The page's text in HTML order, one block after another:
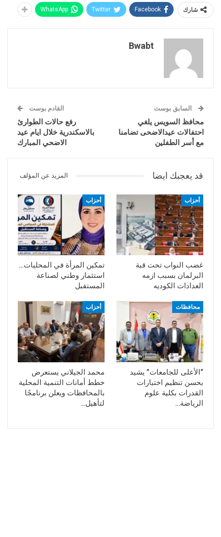
شارك Facebook
Twitter
WhatsApp
Bwabt
السابق بوست
محافظ السويس يلغي
احتفالات عيدالاضحى تضامنا
مع أسر الطفلين
القادم بوست
رفع حالات الطوارئ
بالاسكندرية خلال ايام عيد
الاضحي المبارك
قد يعجبك ايضا المزيد عن المؤلف
أحزاب
غضب النواب تحت قبة
البرلمان بسبب ازمه
العدادات الكوديه
أحزاب
تمكين المرأة في المحليات…
استثمار وطني لصناعة
المستقبل
محافظات
“الأعلى للجامعات” يشيد
بحسن تنظيم اختبارات
القدرات بكلية علوم
الرياضة…
أحزاب
محمد الجيلاني يستعرض
خطط أمانات التنمية المحلية
بالمحافظات ويعلن برنامجًا
لتأهيل…